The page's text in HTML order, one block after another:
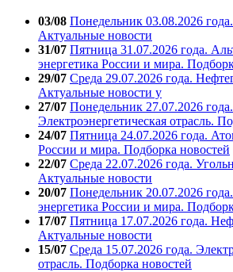
03/08 Понедельник 03.08.2026
Актуальные новости
31/07 Пятница 31.07.2026 года.
энергетика России и мира.
29/07 Среда 29.07.2026 года.
Актуальные новости у
27/07 Понедельник 27.07.2026 года.
Электроэнергетическая отрасль.
24/07 Пятница 24.07.2026 года.
России и мира. Подборка новостей
22/07 Среда 22.07.2026 года.
Актуальные новости
20/07 Понедельник 20.07.2026
энергетика России и мира.
17/07 Пятница 17.07.2026 года.
Актуальные новости
15/07 Среда 15.07.2026 года.
отрасль. Подборка новостей